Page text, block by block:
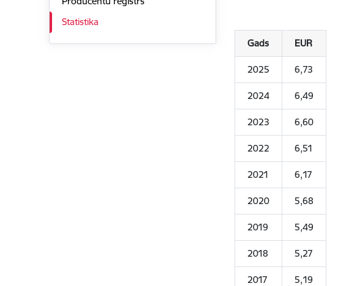
Statistika
Gads EUR
2025 6,73
2024 6,49
2023 6,60
2022 6,51
2021 6,17
2020 5,68
2019 5,49
2018 5,27
2017 5,19